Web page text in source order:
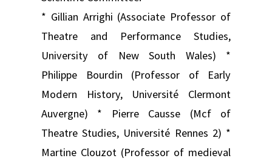
* Gillian Arrighi (Associate Professor of
Theatre and Performance Studies,
University of New South Wales) *
Philippe Bourdin (Professor of Early
Modern History, Université Clermont
Auvergne) * Pierre Causse (Mcf of
Theatre Studies, Université Rennes 2) *
Martine Clouzot (Professor of medieval